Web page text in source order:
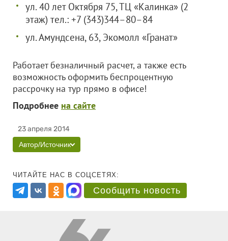
ул. 40 лет Октября 75, ТЦ «Калинка» (2
этаж) тел.: +7 (343)344–80–84
ул. Амундсена, 63, Экомолл «Гранат»
Работает безналичный расчет, а также есть
возможность оформить беспроцентную
рассрочку на тур прямо в офисе!
Подробнее на сайте
23 апреля 2014
Автор/Источник
ЧИТАЙТЕ НАС В СОЦСЕТЯХ:
Сообщить новость